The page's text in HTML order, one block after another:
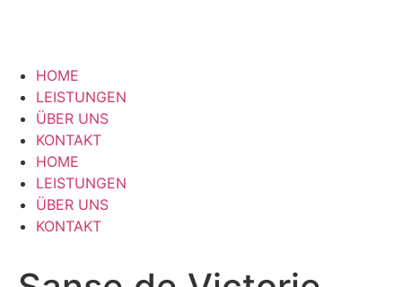
HOME
LEISTUNGEN
ÜBER UNS
KONTAKT
HOME
LEISTUNGEN
ÜBER UNS
KONTAKT